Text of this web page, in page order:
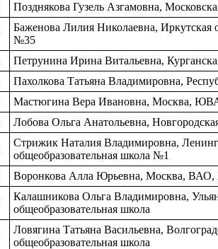
Позднякова Гузель Азгамовна,
Баженова Лилия Николаевна, Иркутская
№35
Петрунина Ирина Витальевна,
Пахолкова Татьяна Владимировна,
Мастюгина Вера Ивановна, Москва,
Лобова Ольга Анатольевна,
Стрижик Наталия Владимировна,
общеобразовательная школа №1
Воронкова Алла Юрьевна, Москва,
Калашникова Ольга Владимировна,
общеобразовательная школа
Ловягина Татьяна Васильевна,
общеобразовательная школа